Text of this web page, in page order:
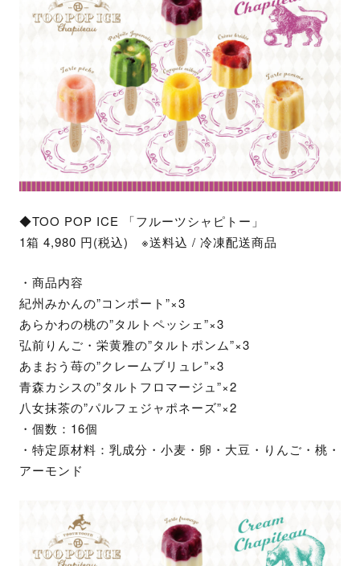
◆TOO POP ICE 「フルーツシャピトー」
1箱 4,980 円(税込) ※送料込 / 冷凍配送商品
・商品内容
紀州みかんの”コンポート”×3
あらかわの桃の”タルトペッシェ”×3
弘前りんご・栄黄雅の”タルトポンム”×3
あまおう苺の”クレームブリュレ”×3
青森カシスの”タルトフロマージュ”×2
八女抹茶の”パルフェジャポネーズ”×2
・個数：16個
・特定原材料：乳成分・小麦・卵・大豆・りんご・桃・
アーモンド